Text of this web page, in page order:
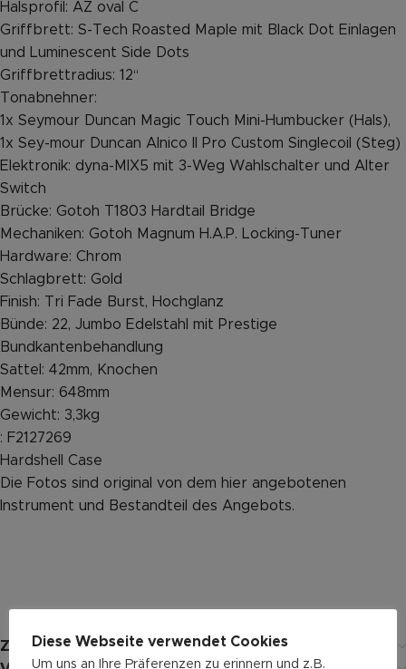
Halsprofil: AZ oval C
Griffbrett: S-Tech Roasted Maple mit Black Dot Einlagen
und Luminescent Side Dots
Griffbrettradius: 12‘‘
Tonabnehner:
1x Seymour Duncan Magic Touch Mini-Humbucker (Hals),
1x Sey-mour Duncan Alnico II Pro Custom Singlecoil (Steg)
Elektronik: dyna-MIX5 mit 3-Weg Wahlschalter und Alter
Switch
Brücke: Gotoh T1803 Hardtail Bridge
Mechaniken: Gotoh Magnum H.A.P. Locking-Tuner
Hardware: Chrom
Schlagbrett: Gold
Finish: Tri Fade Burst, Hochglanz
Bünde: 22, Jumbo Edelstahl mit Prestige
Bundkantenbehandlung
Sattel: 42mm, Knochen
Mensur: 648mm
Gewicht: 3,3kg
: F2127269
Hardshell Case
Die Fotos sind original von dem hier angebotenen
Instrument und Bestandteil des Angebots.
Zusätzliche Informationen
Diese Webseite verwendet Cookies
Um uns an Ihre Präferenzen zu erinnern und z.B.